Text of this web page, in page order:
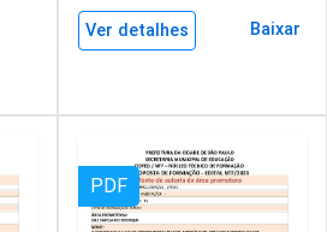
Ver detalhes Baixar
PDF